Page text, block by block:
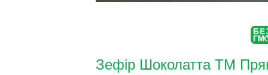
Зефір Шоколатта ТМ